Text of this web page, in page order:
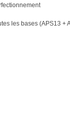
les bases (APS13 +